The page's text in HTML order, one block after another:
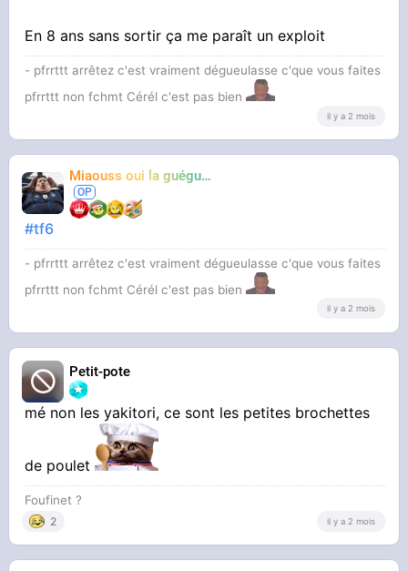
En 8 ans sans sortir ça me paraît un exploit
- pfrrttt arrêtez c'est vraiment dégueulasse c'que vous faites
pfrrttt non fchmt Cérél c'est pas bien
il y a 2 mois
Miaouss oui la guéguérre
#tf6
- pfrrttt arrêtez c'est vraiment dégueulasse c'que vous faites
pfrrttt non fchmt Cérél c'est pas bien
il y a 2 mois
Petit-pote
mé non les yakitori, ce sont les petites brochettes
de poulet
Foufinet ?
2 il y a 2 mois